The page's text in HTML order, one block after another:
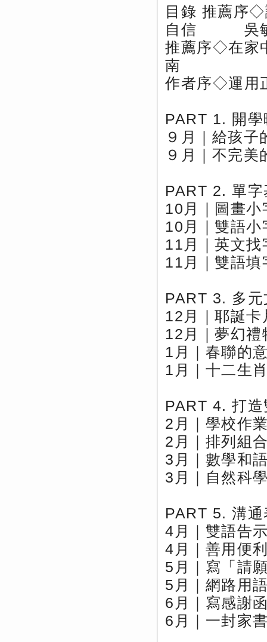
目錄 推薦序◇
自信 吳
推薦序◇在家
南
作者序◇運用
PART 1. 開學
９月｜給孩子
９月｜不完美
PART 2. 單字
10月｜圖畫小
10月｜雙語小
11月｜英文找
11月｜雙語填
PART 3. 多元
12月｜耶誕卡
12月｜夢幻禮
1月｜春聯的
1月｜十二生
PART 4. 打
2月｜學校作
2月｜排列組
3月｜數學和
3月｜自然科
PART 5. 溝通
4月｜雙語告
4月｜善用便
5月｜寫「請
5月｜網路用
6月｜寫感謝
6月｜一封家